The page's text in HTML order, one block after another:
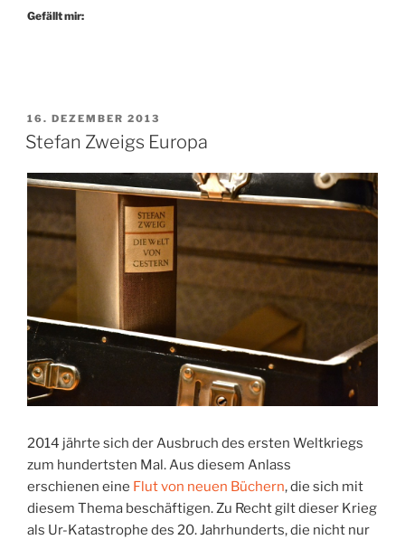
in
Gefällt mir:
VERÖFFENTLICHT
AM
16. DEZEMBER 2013
Stefan Zweigs Europa
2014 jährte sich der Ausbruch des ersten Weltkriegs
zum hundertsten Mal. Aus diesem Anlass
erschienen eine Flut von neuen Büchern, die sich mit
diesem Thema beschäftigen. Zu Recht gilt dieser Krieg
als Ur-Katastrophe des 20. Jahrhunderts, die nicht nur